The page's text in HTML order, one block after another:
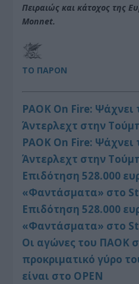
Πειραιώς και κάτοχος της
Monnet.
ΤΟ ΠΑΡΟΝ
PAOK On Fire:
Άντερλεχτ στην
PAOK On Fire:
Άντερλεχτ στην
Επιδότηση 528.000
«Φαντάσματα» στο
Επιδότηση 528.000
«Φαντάσματα» στο
Οι αγώνες του ΠΑΟΚ
προκριματικό γύρο
είναι στο OPEN